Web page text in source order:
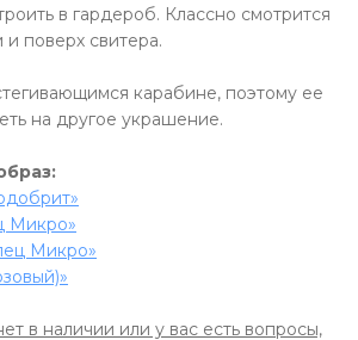
в гардероб. Классно смотрится
и поверх свитера.
карабине, поэтому ее
на другое украшение.
Микро»
Микро»
в наличии или у вас есть вопросы,